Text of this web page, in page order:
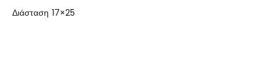
Διάσταση 17×25